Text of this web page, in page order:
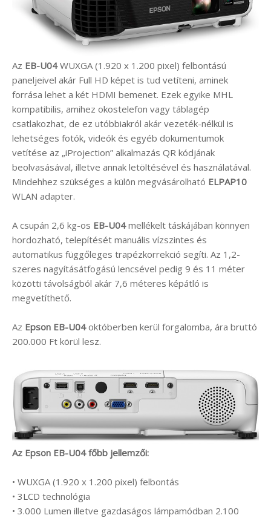
Az EB-U04WUXGA (1.920 x 1.200 pixel) felbontású
paneljeivel akár Full HD képet is tud vetíteni, aminek
forrása lehet a két HDMI bemenet. Ezek egyike MHL
kompatibilis, amihez okostelefon vagy táblagép
csatlakozhat, de ez utóbbiakról akár vezeték-nélkül is
lehetséges fotók, videók és egyéb dokumentumok
vetítése az „iProjection” alkalmazás QR kódjának
beolvasásával, illetve annak letöltésével és használatával.
Mindehhez szükséges a külön megvásárolható ELPAP10
WLAN adapter.
A csupán 2,6 kg-os EB-U04mellékelt táskájában könnyen
hordozható, telepítését manuális vízszintes és
automatikus függőleges trapézkorrekció segíti. Az 1,2-
szeres nagyításátfogású lencsével pedig 9 és 11 méter
közötti távolságból akár 7,6 méteres képátló is
megvetíthető.
Az Epson EB-U04októberben kerül forgalomba, ára bruttó
200.000 Ft körül lesz.
Az Epson EB-U04 főbb jellemzői:
• WUXGA (1.920 x 1.200 pixel) felbontás
• 3LCD technológia
• 3.000 Lumen illetve gazdaságos lámpamódban 2.100